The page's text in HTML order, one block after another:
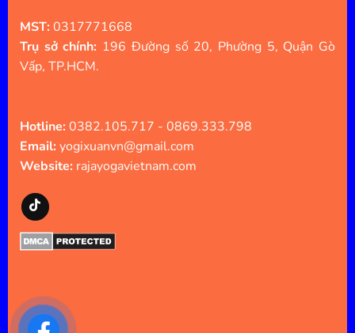
MST:0317771668
Trụ sở chính: 196 Đường số 20, Phường 5, Quận Gò
Vấp, TP.HCM.
Hotline:0382.105.717 - 0869.333.798
Email:yogixuanvn@gmail.com
Website: rajayogavietnam.com